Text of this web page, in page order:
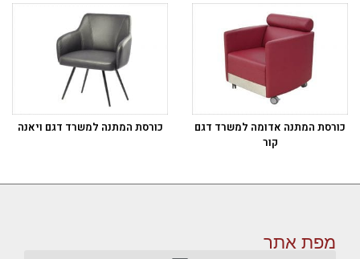
כורסת המתנה אדומה למשרד דגם
קור
כורסת המתנה למשרד דגם ויאנה
מפת אתר